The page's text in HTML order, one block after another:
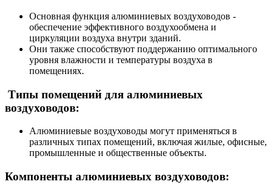
Основная функция алюминиевых воздуховодов -
обеспечение эффективного воздухообмена и
циркуляции воздуха внутри зданий.
Они также способствуют поддержанию оптимального
уровня влажности и температуры воздуха в
помещениях.
Типы помещений для алюминиевых
воздуховодов:
Алюминиевые воздуховоды могут применяться в
различных типах помещений, включая жилые, офисные,
промышленные и общественные объекты.
Компоненты алюминиевых воздуховодов: